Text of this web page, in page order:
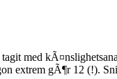
med
extrem gÃ¶r 12 (!).